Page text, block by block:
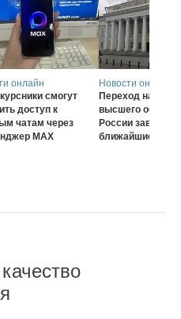
онлайн
смогут
доступ к
чатам через
MAX
Новости онлайн
Переход на
высшего
России
ближайшие три